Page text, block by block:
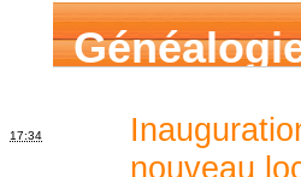
17:34
nouveau